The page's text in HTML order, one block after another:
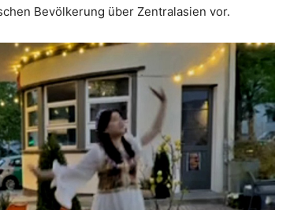
Bevölkerung über Zentralasien vor.